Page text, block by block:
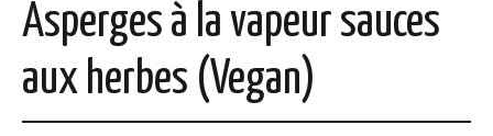
Asperges à la vapeur sauces
aux herbes (Vegan)